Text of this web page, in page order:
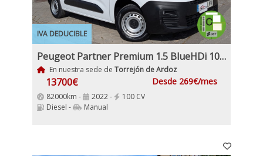
IVA DEDUCIBLE
Peugeot Partner Premium 1.5 BlueHDi 100Cv IVA y garantía Inc Etiqueta C Nacional Historial mantenimiento
En nuestra sede de Torrejón de Ardoz
13700€ Desde 269€/mes
82000km - 2022 -
100 CV
Diesel -
Manual